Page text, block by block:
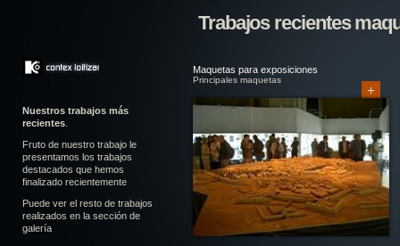
Nuestros trabajos más
recientes
Fruto de nuestro trabajo le
presentamos los trabajos
destacados que hemos
finalizado recientemente
Puede ver el resto de trabajos
realizados en la sección de
galería
Trabajos recientes
Maquetas para exposiciones
Principales maquetas
+